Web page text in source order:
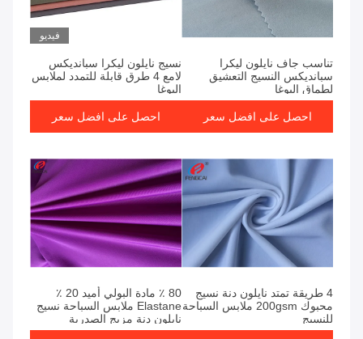
تناسب جاف نايلون ليكرا
سبانديكس النسيج التعشيق
لطماق اليوغا
احصل على افضل سعر
فيديو
نسيج نايلون ليكرا سبانديكس
لامع 4 طرق قابلة للتمدد لملابس
اليوغا
احصل على افضل سعر
4 طريقة تمتد نايلون دنة نسيج
محبوك 200gsm ملابس السباحة
للنسيج
80 ٪ مادة البولي أميد 20 ٪
Elastane ملابس السباحة نسيج
نايلون دنة مزيج الصدرية